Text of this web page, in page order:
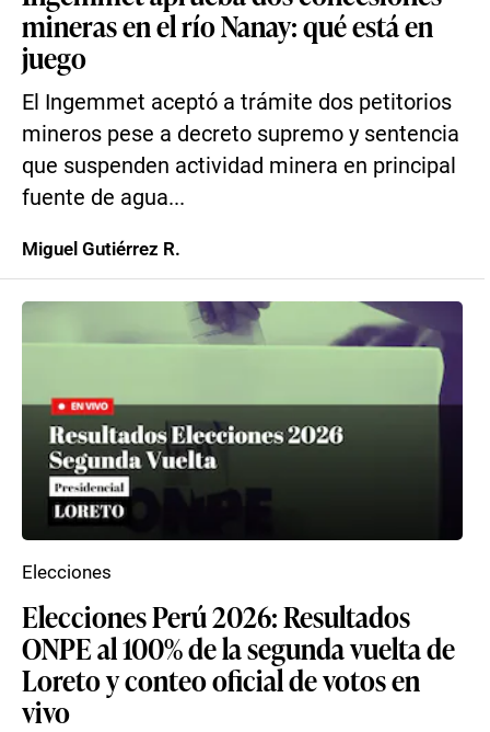
mineras en el río Nanay: qué está en
juego
El Ingemmet aceptó a trámite dos petitorios
mineros pese a decreto supremo y sentencia
que suspenden actividad minera en principal
fuente de agua...
Miguel Gutiérrez R.
Elecciones Perú 2026: Resultados
ONPE al 100% de la segunda vuelta de
Loreto y conteo oficial de votos en
vivo
Elecciones